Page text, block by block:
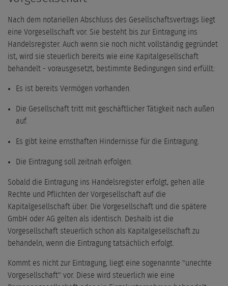
Nach dem notariellen Abschluss des Gesellschaftsvertrags liegt
eine Vorgesellschaft vor. Sie besteht bis zur Eintragung ins
Handelsregister. Auch wenn sie noch nicht vollständig gegründet
ist, wird sie steuerlich bereits wie eine Kapitalgesellschaft
behandelt - vorausgesetzt, bestimmte Bedingungen sind erfüllt:
Es ist bereits Vermögen vorhanden.
Die Gesellschaft tritt mit geschäftlicher Tätigkeit nach außen
auf.
Es gibt keine ernsthaften Hindernisse für die Eintragung.
Die Eintragung soll zeitnah erfolgen.
Sobald die Eintragung ins Handelsregister erfolgt, gehen alle
Rechte und Pflichten der Vorgesellschaft auf die
Kapitalgesellschaft über. Die Vorgesellschaft und die spätere
GmbH oder AG gelten als identisch. Deshalb ist die
Vorgesellschaft steuerlich schon als Kapitalgesellschaft zu
behandeln, wenn die Eintragung tatsächlich erfolgt.
Kommt es nicht zur Eintragung, liegt eine sogenannte "unechte
Vorgesellschaft" vor. Diese wird steuerlich wie eine